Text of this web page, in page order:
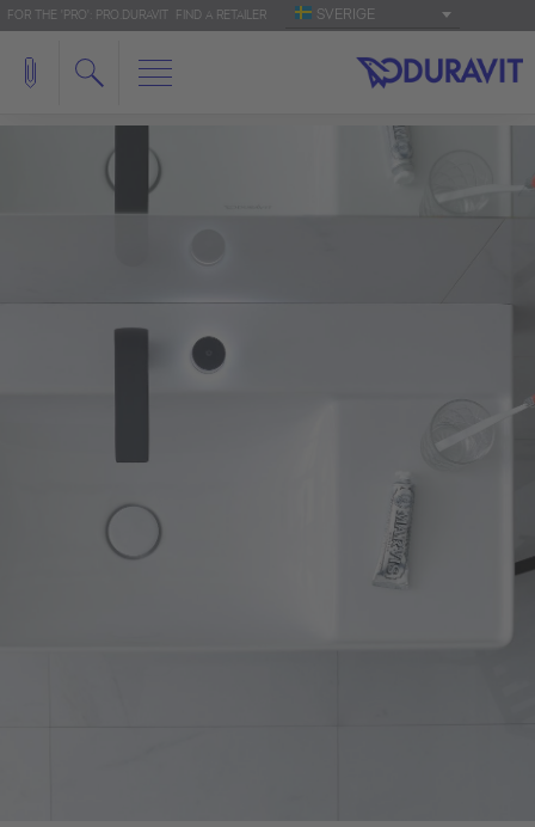
FOR THE 'PRO': PRO.DURAVIT FIND A RETAILER SVERIGE